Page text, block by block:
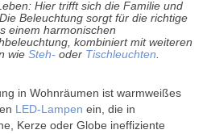
Hier trifft sich die Familie und
Beleuchtung sorgt für die richtige
einem harmonischen
kombiniert mit weiteren
wie Steh- oder Tischleuchten
in Wohnräumen ist warmweißes
LED-Lampen ein, die in
Kerze oder Globe ineffiziente